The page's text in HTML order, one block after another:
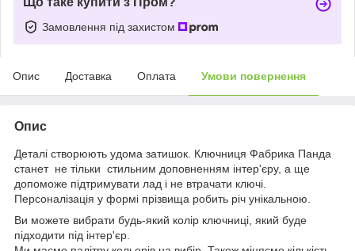
Замовлення під захистом
Опис Доставка Оплата Умови повернення
Опис
Деталі створюють удома затишок. Ключниця Фабрика Панда
станет не тільки стильним доповненням інтер'єру, а ще
допоможе підтримувати лад і не втрачати ключі.
Персоналізація у формі прізвища робить річ унікальною.
Ви можете вибрати будь-який колір ключниці, який буде
підходити під інтер'єр.